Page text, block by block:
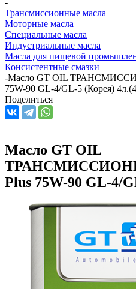
Трансмиссионные масла
Моторные масла
Специальные масла
Индустриальные масла
Масла для пищевой
Консистентные смазки
-Масло GT OIL
75W-90 GL-4/GL-5 (Корея)
Поделиться
Масло GT OIL
Plus 75W-90 GL-4/